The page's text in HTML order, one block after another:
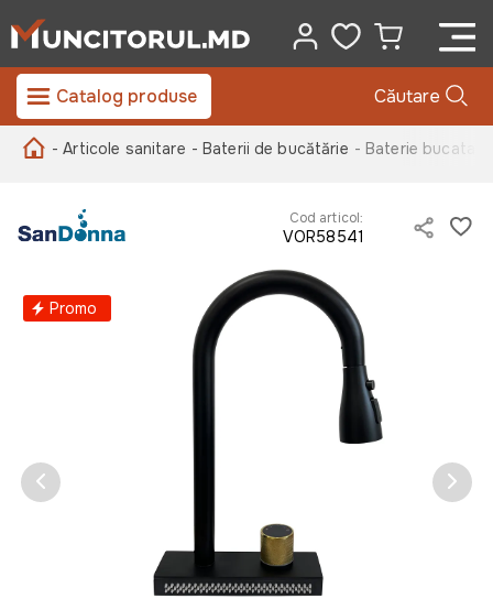
Catalog produse Căutare
- Articole sanitare - Baterii de bucătărie - Baterie
Cod articol:
VOR58541
Promo